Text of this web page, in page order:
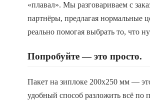
«плавал». Мы разговариваем с
партнёры, предлагая нормальные
реально помогая выбрать то, что
Попробуйте — это просто.
Пакет на зиплоке 200x250 мм —
удобный способ разложить всё по